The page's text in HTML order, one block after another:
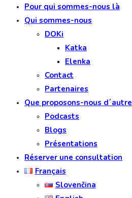
Pour qui sommes-nous là
Qui sommes-nous
DOKi
Katka
Elenka
Contact
Partenaires
Que proposons-nous d´autre
Podcasts
Blogs
Présentations
Réserver une consultation
Français
Slovenčina